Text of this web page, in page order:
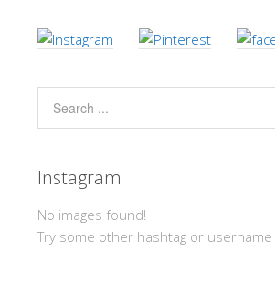
Instagram
No images found!
Try some other hashtag or username